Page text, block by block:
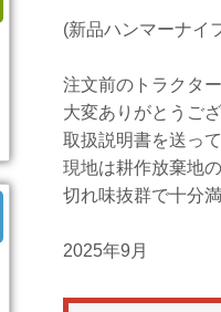
(新品ハンマーナイ
注文前のトラクタ
大変ありがとうご
取扱説明書を送っ
現地は耕作放棄地
切れ味抜群で十分
2025年9月